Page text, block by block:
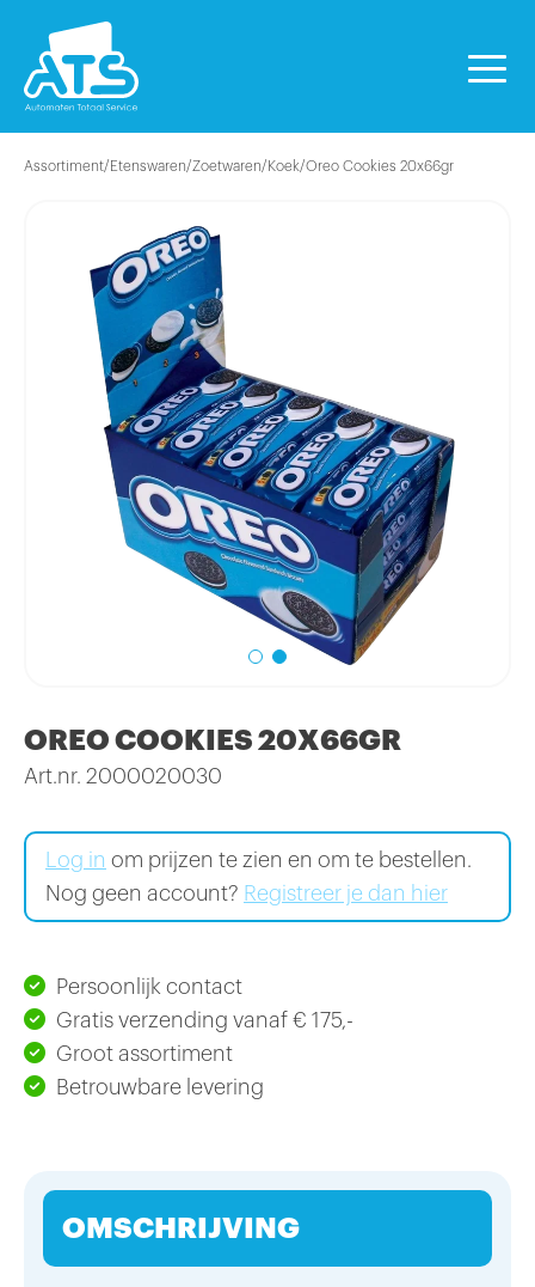
Assortiment/Etenswaren/Zoetwaren/ Koek/Oreo Cookies 20x66gr
OREO COOKIES 20X66GR
Art.nr. 2000020030
Log in om prijzen te zien en om te bestellen.
Nog geen account? Registreer je dan hier
Persoonlijk contact
Gratis verzending vanaf € 175,-
Groot assortiment
Betrouwbare levering
OMSCHRIJVING